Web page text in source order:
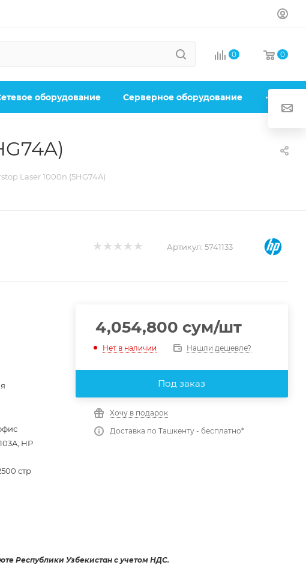
0 0
оборудование Серверное оборудование
Laser 1000n (5HG74A)
Артикул: 5741133
HP
стр
4,054,800 сум/шт
Нет в наличии Нашли дешевле?
Под заказ
Хочу в подарок
Доставка по Ташкенту - бесплатно*
Республики Узбекистан с учетом НДС.